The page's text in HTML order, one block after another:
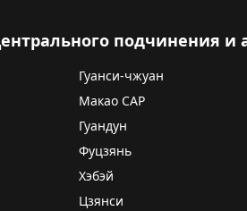
подчинения
Гуанси-чжуан
Макао САР
Гуандун
Фуцзянь
Хэбэй
Цзянси